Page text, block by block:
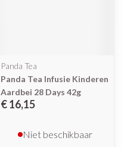
Panda Tea
Panda Tea Infusie Kinderen
Aardbei 28 Days 42g
€ 16,15
Niet beschikbaar